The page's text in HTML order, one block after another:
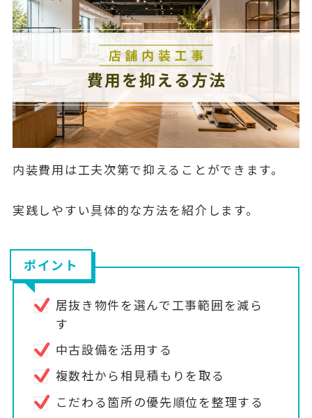
内装費用は工夫次第で抑えることができます。
実践しやすい具体的な方法を紹介します。
ポイント
居抜き物件を選んで工事範囲を減ら
す
中古設備を活用する
複数社から相見積もりを取る
こだわる箇所の優先順位を整理する